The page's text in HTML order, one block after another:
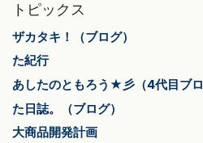
トピックス
ザカタキ！（ブログ）
た紀行
あしたのともろう★彡（4代目ブロ
た日誌。（ブログ）
大商品開発計画